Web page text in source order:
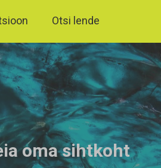
Otsi lende
oma sihtkoht